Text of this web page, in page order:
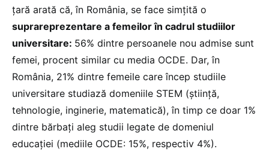
țară arată că, în România, se face simțită o
suprareprezentare a femeilor în cadrul studiilor
universitare: 56% dintre persoanele nou admise sunt
femei, procent similar cu media OCDE. Dar, în
România, 21% dintre femeile care încep studiile
universitare studiază domeniile STEM (știință,
tehnologie, inginerie, matematică), în timp ce doar 1%
dintre bărbați aleg studii legate de domeniul
educației (mediile OCDE: 15%, respectiv 4%).